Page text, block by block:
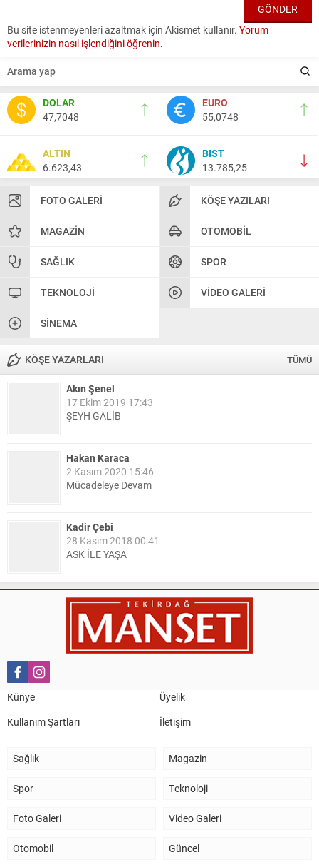
DOLAR
47,7048
EURO
55,0748
ALTIN
6.623,43
BIST
13.785,25
FOTO GALERI KÖŞE YAZILARI
MAGAZIN OTOMOBIL
SAĞLIK SPOR
TEKNOLOJI VIDEO GALERI
SINEMA
KÖŞE YAZARLARI TÜMÜ
Akın Şenel
17 Ekim 2019 17:43
ŞEYH GALİB
Hakan Karaca
2 Kasım 2020 15:46
Mücadeleye Devam
Kadir Çebi
28 Kasım 2018 00:41
ASK İLE YAŞA
Nail Kazanç
10 Mart 2023 21:36
HAYDİ TEKİRDAĞ MAÇA !!!!
TEKİRDAĞ İL EMNİYET MÜDÜRÜMÜZE HAYIRLI OLSUN
Bu site istenmeyenleri azaltmak için Akismet kullanır. Yorum
verilerinizin nasıl işlendiğini öğrenin.
Künye
Üyelik
Kullanım Şartları
İletişim
Sağlık Magazin
Spor Teknoloji
Foto Galeri Video Galeri
Otomobil Güncel